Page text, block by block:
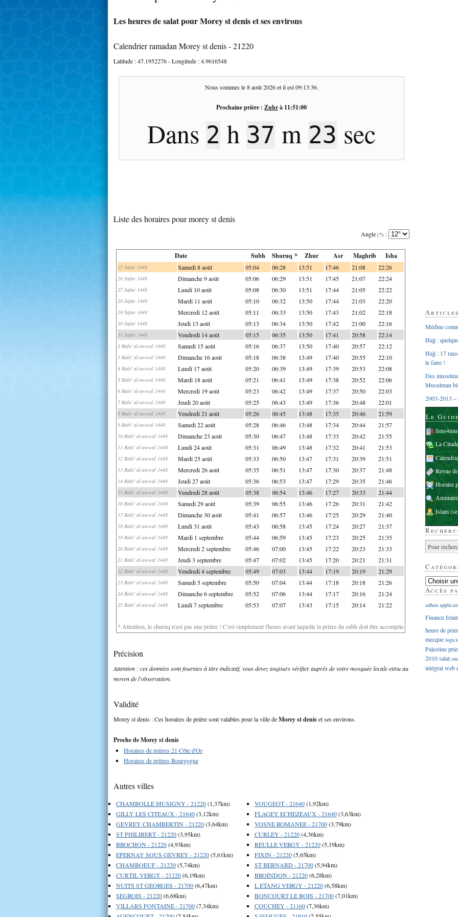
Les heures de salat pour Morey st denis et ses environs
Calendrier ramadan Morey st denis - 21220
Latitude :47.1952276- Longitude :4.9616548
Nous sommes le8 août 2026et il est09:13:37.
Prochaine prière : Zuhrà 11:51:00
Dans 2 h 37 m 22 sec
Liste des horaires pour morey st denis
Angle (?) :
Date Subh Shuruq * Zhur Asr Maghrib Isha
25 Safar 1448 Samedi 8 août 05:04 06:28 13:51 17:46 21:08 22:26
26 Safar 1448 Dimanche 9 août 05:06 06:29 13:51 17:45 21:07 22:24
27 Safar 1448 Lundi 10 août 05:08 06:30 13:51 17:44 21:05 22:22
28 Safar 1448 Mardi 11 août 05:10 06:32 13:50 17:44 21:03 22:20
29 Safar 1448 Mercredi 12 août 05:11 06:33 13:50 17:43 21:02 22:18
30 Safar 1448 Jeudi 13 août 05:13 06:34 13:50 17:42 21:00 22:16
31 Safar 1448 Vendredi 14 août 05:15 06:35 13:50 17:41 20:58 22:14
2 Rabi' al-awwal 1448 Samedi 15 août 05:16 06:37 13:50 17:40 20:57 22:12
3 Rabi' al-awwal 1448 Dimanche 16 août 05:18 06:38 13:49 17:40 20:55 22:10
4 Rabi' al-awwal 1448 Lundi 17 août 05:20 06:39 13:49 17:39 20:53 22:08
5 Rabi' al-awwal 1448 Mardi 18 août 05:21 06:41 13:49 17:38 20:52 22:06
6 Rabi' al-awwal 1448 Mercredi 19 août 05:23 06:42 13:49 17:37 20:50 22:03
7 Rabi' al-awwal 1448 Jeudi 20 août 05:25 06:43 13:49 17:36 20:48 22:01
8 Rabi' al-awwal 1448 Vendredi 21 août 05:26 06:45 13:48 17:35 20:46 21:59
9 Rabi' al-awwal 1448 Samedi 22 août 05:28 06:46 13:48 17:34 20:44 21:57
10 Rabi' al-awwal 1448 Dimanche 23 août 05:30 06:47 13:48 17:33 20:42 21:55
11 Rabi' al-awwal 1448 Lundi 24 août 05:31 06:49 13:48 17:32 20:41 21:53
12 Rabi' al-awwal 1448 Mardi 25 août 05:33 06:50 13:47 17:31 20:39 21:51
13 Rabi' al-awwal 1448 Mercredi 26 août 05:35 06:51 13:47 17:30 20:37 21:48
14 Rabi' al-awwal 1448 Jeudi 27 août 05:36 06:53 13:47 17:29 20:35 21:46
15 Rabi' al-awwal 1448 Vendredi 28 août 05:38 06:54 13:46 17:27 20:33 21:44
16 Rabi' al-awwal 1448 Samedi 29 août 05:39 06:55 13:46 17:26 20:31 21:42
17 Rabi' al-awwal 1448 Dimanche 30 août 05:41 06:57 13:46 17:25 20:29 21:40
18 Rabi' al-awwal 1448 Lundi 31 août 05:43 06:58 13:45 17:24 20:27 21:37
19 Rabi' al-awwal 1448 Mardi 1 septembre 05:44 06:59 13:45 17:23 20:25 21:35
20 Rabi' al-awwal 1448 Mercredi 2 septembre 05:46 07:00 13:45 17:22 20:23 21:33
21 Rabi' al-awwal 1448 Jeudi 3 septembre 05:47 07:02 13:45 17:20 20:21 21:31
22 Rabi' al-awwal 1448 Vendredi 4 septembre 05:49 07:03 13:44 17:19 20:19 21:29
23 Rabi' al-awwal 1448 Samedi 5 septembre 05:50 07:04 13:44 17:18 20:18 21:26
24 Rabi' al-awwal 1448 Dimanche 6 septembre 05:52 07:06 13:44 17:17 20:16 21:24
25 Rabi' al-awwal 1448 Lundi 7 septembre 05:53 07:07 13:43 17:15 20:14 21:22
* Attention, le shuruq n'est pas une prière ! C'est simplement l'heure avant laquelle la prière du subh doit être accomplie
Précision
Attention : ces données sont fournies à titre indicatif, vous devez toujours vérifier auprès de votre mosquée locale et/ou au
moyen de l'observation.
Validité
Morey st denis : Ces horaires de prière sont valables pour la ville deMorey st deniset ses environs.
Proche de Morey st denis
Horaires de prières 21 Côte d'Or
Horaires de prières Bourgogne
Autres villes
CHAMBOLLE MUSIGNY - 21220(1,37km)
GILLY LES CITEAUX - 21640(3,12km)
GEVREY CHAMBERTIN - 21220(3,64km)
ST PHILIBERT - 21220(3,95km)
BROCHON - 21220(4,93km)
EPERNAY SOUS GEVREY - 21220(5,61km)
CHAMBOEUF - 21220(5,74km)
CURTIL VERGY - 21220(6,19km)
NUITS ST GEORGES - 21700(6,47km)
SEGROIS - 21220(6,68km)
VILLARS FONTAINE - 21700(7,34km)
VOUGEOT - 21640(1,92km)
FLAGEY ECHEZEAUX - 21640(3,63km)
VOSNE ROMANEE - 21700(3,79km)
CURLEY - 21220(4,36km)
REULLE VERGY - 21220(5,19km)
FIXIN - 21220(5,65km)
ST BERNARD - 21700(5,94km)
BROINDON - 21220(6,28km)
L ETANG VERGY - 21220(6,58km)
BONCOURT LE BOIS - 21700(7,01km)
COUCHEY - 21160(7,36km)
Médine
Hajj :
Hajj : 17
le faire !
Des
Musulman
2003-2013 –
Le
La
Revue
Horaire
Islam
Accès
adhan
Finance
heure de
mecque
Palestine
2010salat
intégralweb